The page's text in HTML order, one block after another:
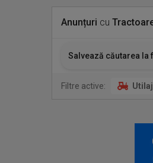
Anunțuri cu
Salvează căutarea la
Filtre active: